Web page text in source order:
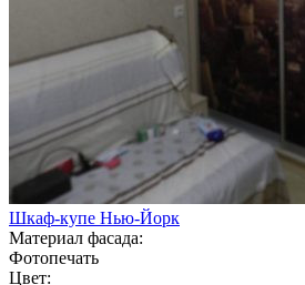
Шкаф-купе Нью-Йорк
Материал фасада:
Фотопечать
Цвет: